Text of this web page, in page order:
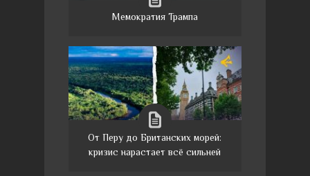
Мемократия Трампа
От Перу до Британских морей:
кризис нарастает всё сильней